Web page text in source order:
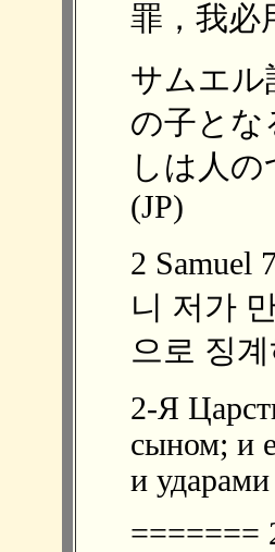
罪，我必
サムエル
の子とな
しは人
(JP)
2 Samuel
니 저가
으로 징
2-Я
сыном; и
и
=======